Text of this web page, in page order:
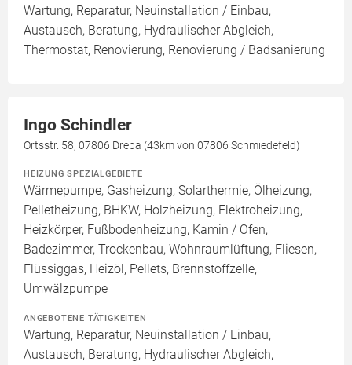
Wartung, Reparatur, Neuinstallation / Einbau,
Austausch, Beratung, Hydraulischer Abgleich,
Thermostat, Renovierung, Renovierung / Badsanierung
Ingo Schindler
Ortsstr. 58, 07806 Dreba (43km von 07806 Schmiedefeld)
HEIZUNG SPEZIALGEBIETE
Wärmepumpe, Gasheizung, Solarthermie, Ölheizung,
Pelletheizung, BHKW, Holzheizung, Elektroheizung,
Heizkörper, Fußbodenheizung, Kamin / Ofen,
Badezimmer, Trockenbau, Wohnraumlüftung, Fliesen,
Flüssiggas, Heizöl, Pellets, Brennstoffzelle,
Umwälzpumpe
ANGEBOTENE TÄTIGKEITEN
Wartung, Reparatur, Neuinstallation / Einbau,
Austausch, Beratung, Hydraulischer Abgleich,